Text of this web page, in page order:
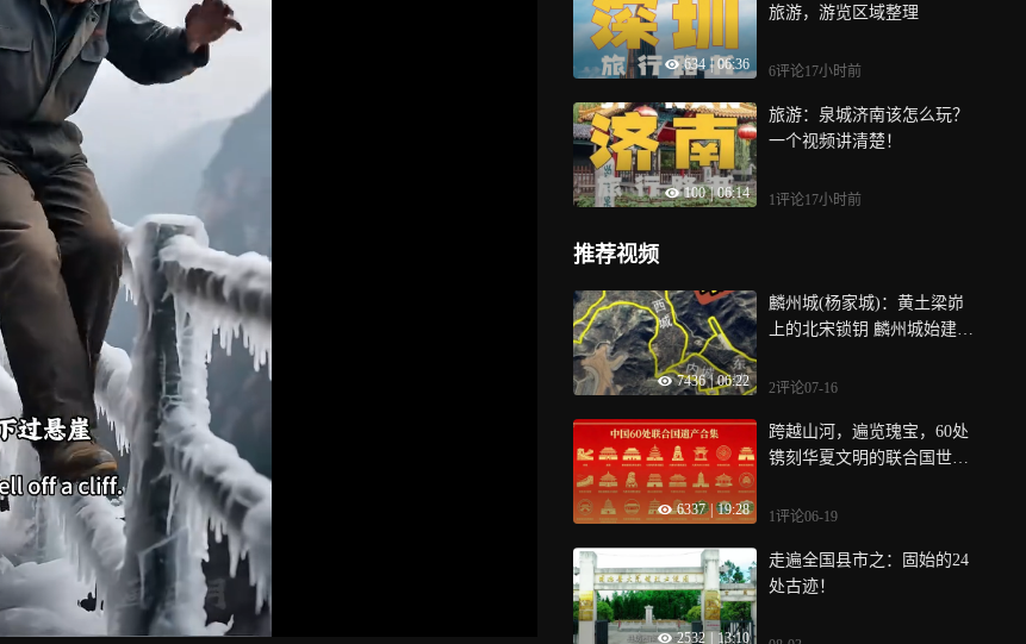
634 | 06:36
旅游，游览区域整理
6评论17小时前
100 | 06:14
旅游：泉城济南该怎么玩？
一个视频讲清楚！
1评论17小时前
推荐视频
7436 | 06:22
麟州城(杨家城)：黄土梁峁
上的北宋锁钥 麟州城始建于
2评论07-16
6337 19:28
跨越山河，遍览瑰宝，60处
镌刻华夏文明的联合国世界
1评论06-19
2532 13:10
走遍全国县市之：固始的24
处古迹！